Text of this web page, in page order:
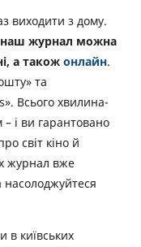
виходити з дому.
наш журнал можна
а також онлайн.
та
Всього хвилина-
і ви гарантовано
світ кіно й
журнал вже
в київських